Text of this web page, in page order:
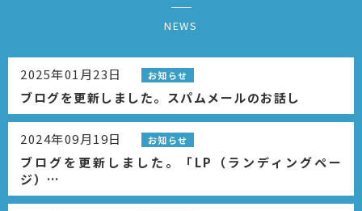
NEWS
2025年01月23日 お知らせ
ブログを更新しました。スパムメールのお話し
2024年09月19日 お知らせ
ブログを更新しました。「LP（ランディングペー
ジ）…